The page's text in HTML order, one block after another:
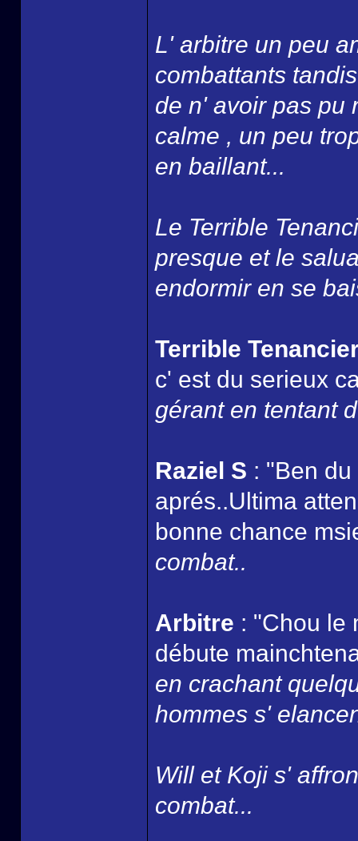
L' arbitre un peu
combattants
de n' avoir pas pu
calme , un peu
en baillant...
Le Terrible
presque et le
endormir en se
Terrible
c' est du serieux
gérant en tentant
Raziel S : "Ben
aprés..Ultima
bonne chance
combat..
Arbitre : "Chou le
débute
en crachant
hommes s'
Will et Koji s'
combat...